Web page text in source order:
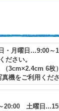
月曜日…9:00～
ださい。
3cm×2.4cm 6枚）
機をご利用くだ
20:00 土曜日